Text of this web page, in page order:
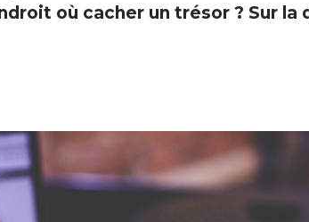
où cacher un trésor ? Sur la